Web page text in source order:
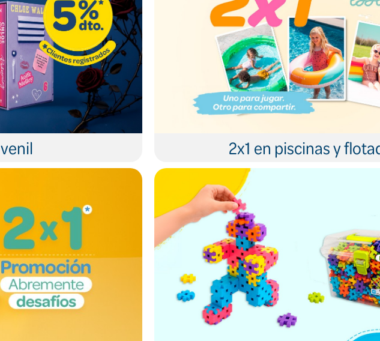
2x1 en piscinas y